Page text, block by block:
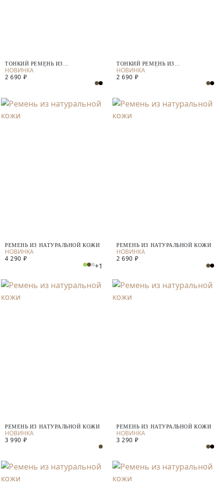
ТОНКИЙ РЕМЕНЬ ИЗ
НАТУРАЛЬНОЙ КОЖИ
2 690 ₽
ТОНКИЙ РЕМЕНЬ ИЗ
НАТУРАЛЬНОЙ КОЖИ
2 690 ₽
РЕМЕНЬ ИЗ НАТУРАЛЬНОЙ КОЖИ
4 290 ₽
+1
РЕМЕНЬ ИЗ НАТУРАЛЬНОЙ КОЖИ
2 690 ₽
РЕМЕНЬ ИЗ НАТУРАЛЬНОЙ КОЖИ
3 990 ₽
РЕМЕНЬ ИЗ НАТУРАЛЬНОЙ КОЖИ
3 290 ₽